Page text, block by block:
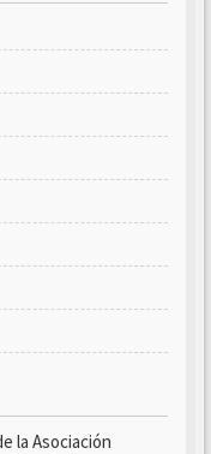
la Asociación